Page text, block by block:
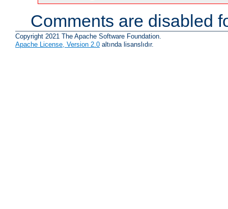
Comments are disabled
Copyright 2021 The Apache Software Foundation.
Apache License, Version 2.0 altında lisanslıdır.